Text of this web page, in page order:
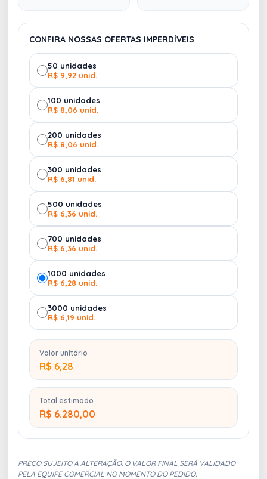
CONFIRA NOSSAS OFERTAS IMPERDÍVEIS
50 unidades
R$ 9,92 unid.
100 unidades
R$ 8,06 unid.
200 unidades
R$ 8,06 unid.
300 unidades
R$ 6,81 unid.
500 unidades
R$ 6,36 unid.
700 unidades
R$ 6,36 unid.
1000 unidades
R$ 6,28 unid.
3000 unidades
R$ 6,19 unid.
Valor unitário
R$ 6,28
Total estimado
R$ 6.280,00
PREÇO SUJEITO A ALTERAÇÃO. O VALOR FINAL SERÁ VALIDADO
PELA EQUIPE COMERCIAL NO MOMENTO DO PEDIDO.